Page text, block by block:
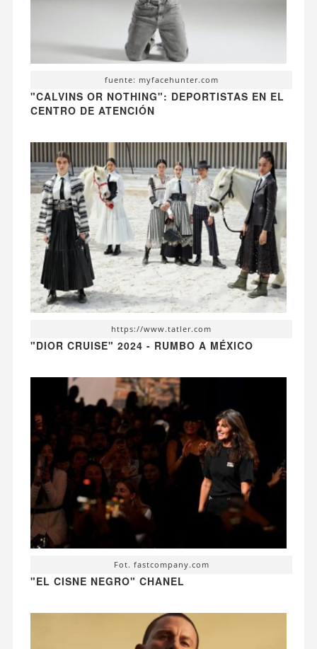
fuente: myfacehunter.com
"CALVINS OR NOTHING": DEPORTISTAS EN EL
CENTRO DE ATENCIÓN
https://www.tatler.com
"DIOR CRUISE" 2024 - RUMBO A MÉXICO
Fot. fastcompany.com
"EL CISNE NEGRO" CHANEL